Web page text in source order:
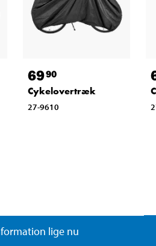
6990
Cykelovertræk
27-9610
lige nu